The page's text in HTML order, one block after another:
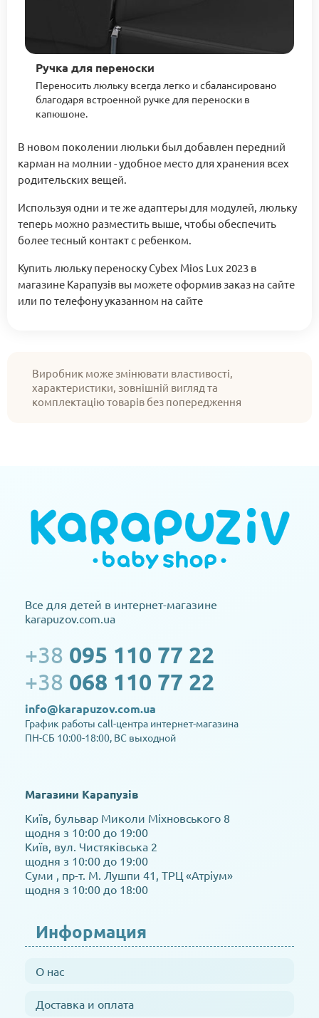
Ручка для переноски
Переносить люльку всегда легко и сбалансировано
благодаря встроенной ручке для переноски в
капюшоне.
В новом поколении люльки был добавлен передний
карман на молнии - удобное место для хранения всех
родительских вещей.
Используя одни и те же адаптеры для модулей, люльку
теперь можно разместить выше, чтобы обеспечить
более тесный контакт с ребенком.
Купить люльку переноску Cybex Mios Lux 2023 в
магазине Карапузів вы можете оформив заказ на сайте
или по телефону указанном на сайте
Виробник може змінювати властивості,
характеристики, зовнішній вигляд та
комплектацію товарів без попередження
Все для детей в интернет-магазине
karapuzov.com.ua
+38 095 110 77 22
+38 068 110 77 22
info@karapuzov.com.ua
График работы call-центра интернет-магазина
ПН-СБ 10:00-18:00, ВС выходной
Магазини Карапузів
Київ, бульвар Миколи Міхновського 8
щодня з 10:00 до 19:00
Київ, вул. Чистяківська 2
щодня з 10:00 до 19:00
Суми , пр-т. М. Лушпи 41, ТРЦ «Атріум»
щодня з 10:00 до 18:00
Информация
О нас
Доставка и оплата